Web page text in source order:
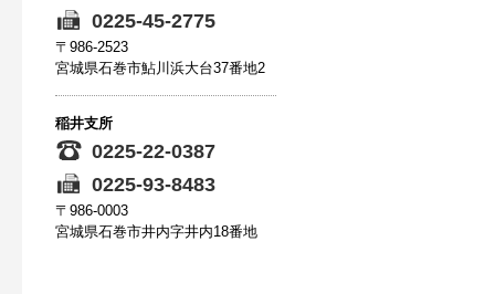
0225-45-2775
〒986-2523
宮城県石巻市鮎川浜大台37番地2
稲井支所
0225-22-0387
0225-93-8483
〒986-0003
宮城県石巻市井内字井内18番地